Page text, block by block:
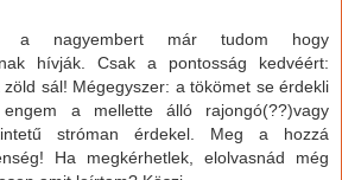
a nagyembert már tudom hogy
nak hívják. Csak a pontosság kedvéért:
sál! Mégegyszer: a tökömet se érdekli
a mellette álló rajongó(??)vagy
stróman érdekel. Meg a hozzá
Ha megkérhetlek, elolvasnád még